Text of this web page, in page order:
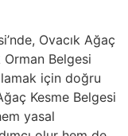
Ovacık Ağaç
Orman Belgesi
için doğru
Kesme Belgesi
yasal